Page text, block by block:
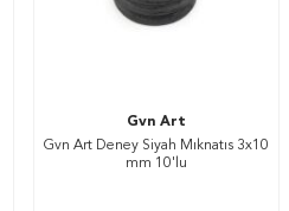
Gvn Art
Gvn Art Deney Siyah Mıknatıs 3x10
mm 10'lu